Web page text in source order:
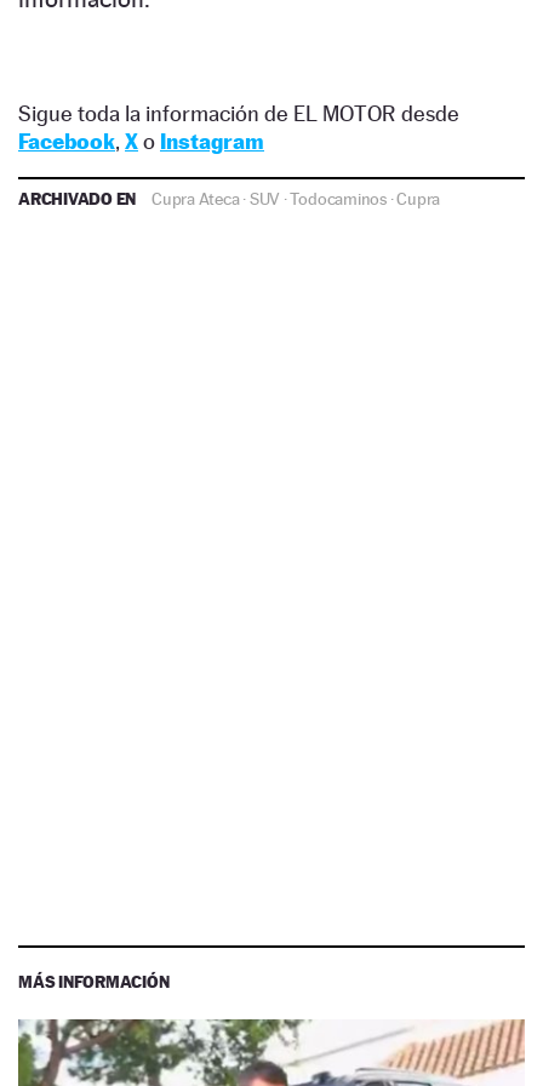
Sigue toda la información de EL MOTOR desde
Facebook, Xo Instagram
ARCHIVADO EN Cupra Ateca·SUV ·Todocaminos·Cupra
MÁS INFORMACIÓN